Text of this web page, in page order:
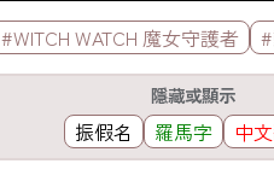
#WITCH WATCH 魔女守護者
隱藏或顯示
振假名 羅馬字 中